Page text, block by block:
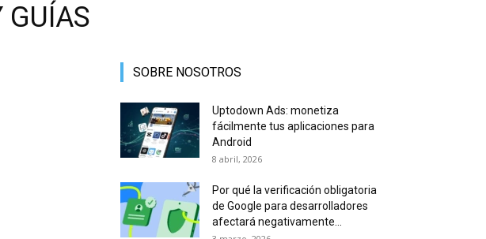
GUÍAS
SOBRE NOSOTROS
Uptodown Ads: monetiza
fácilmente tus aplicaciones para
Android
8 abril, 2026
Por qué la verificación obligatoria
de Google para desarrolladores
afectará negativamente...